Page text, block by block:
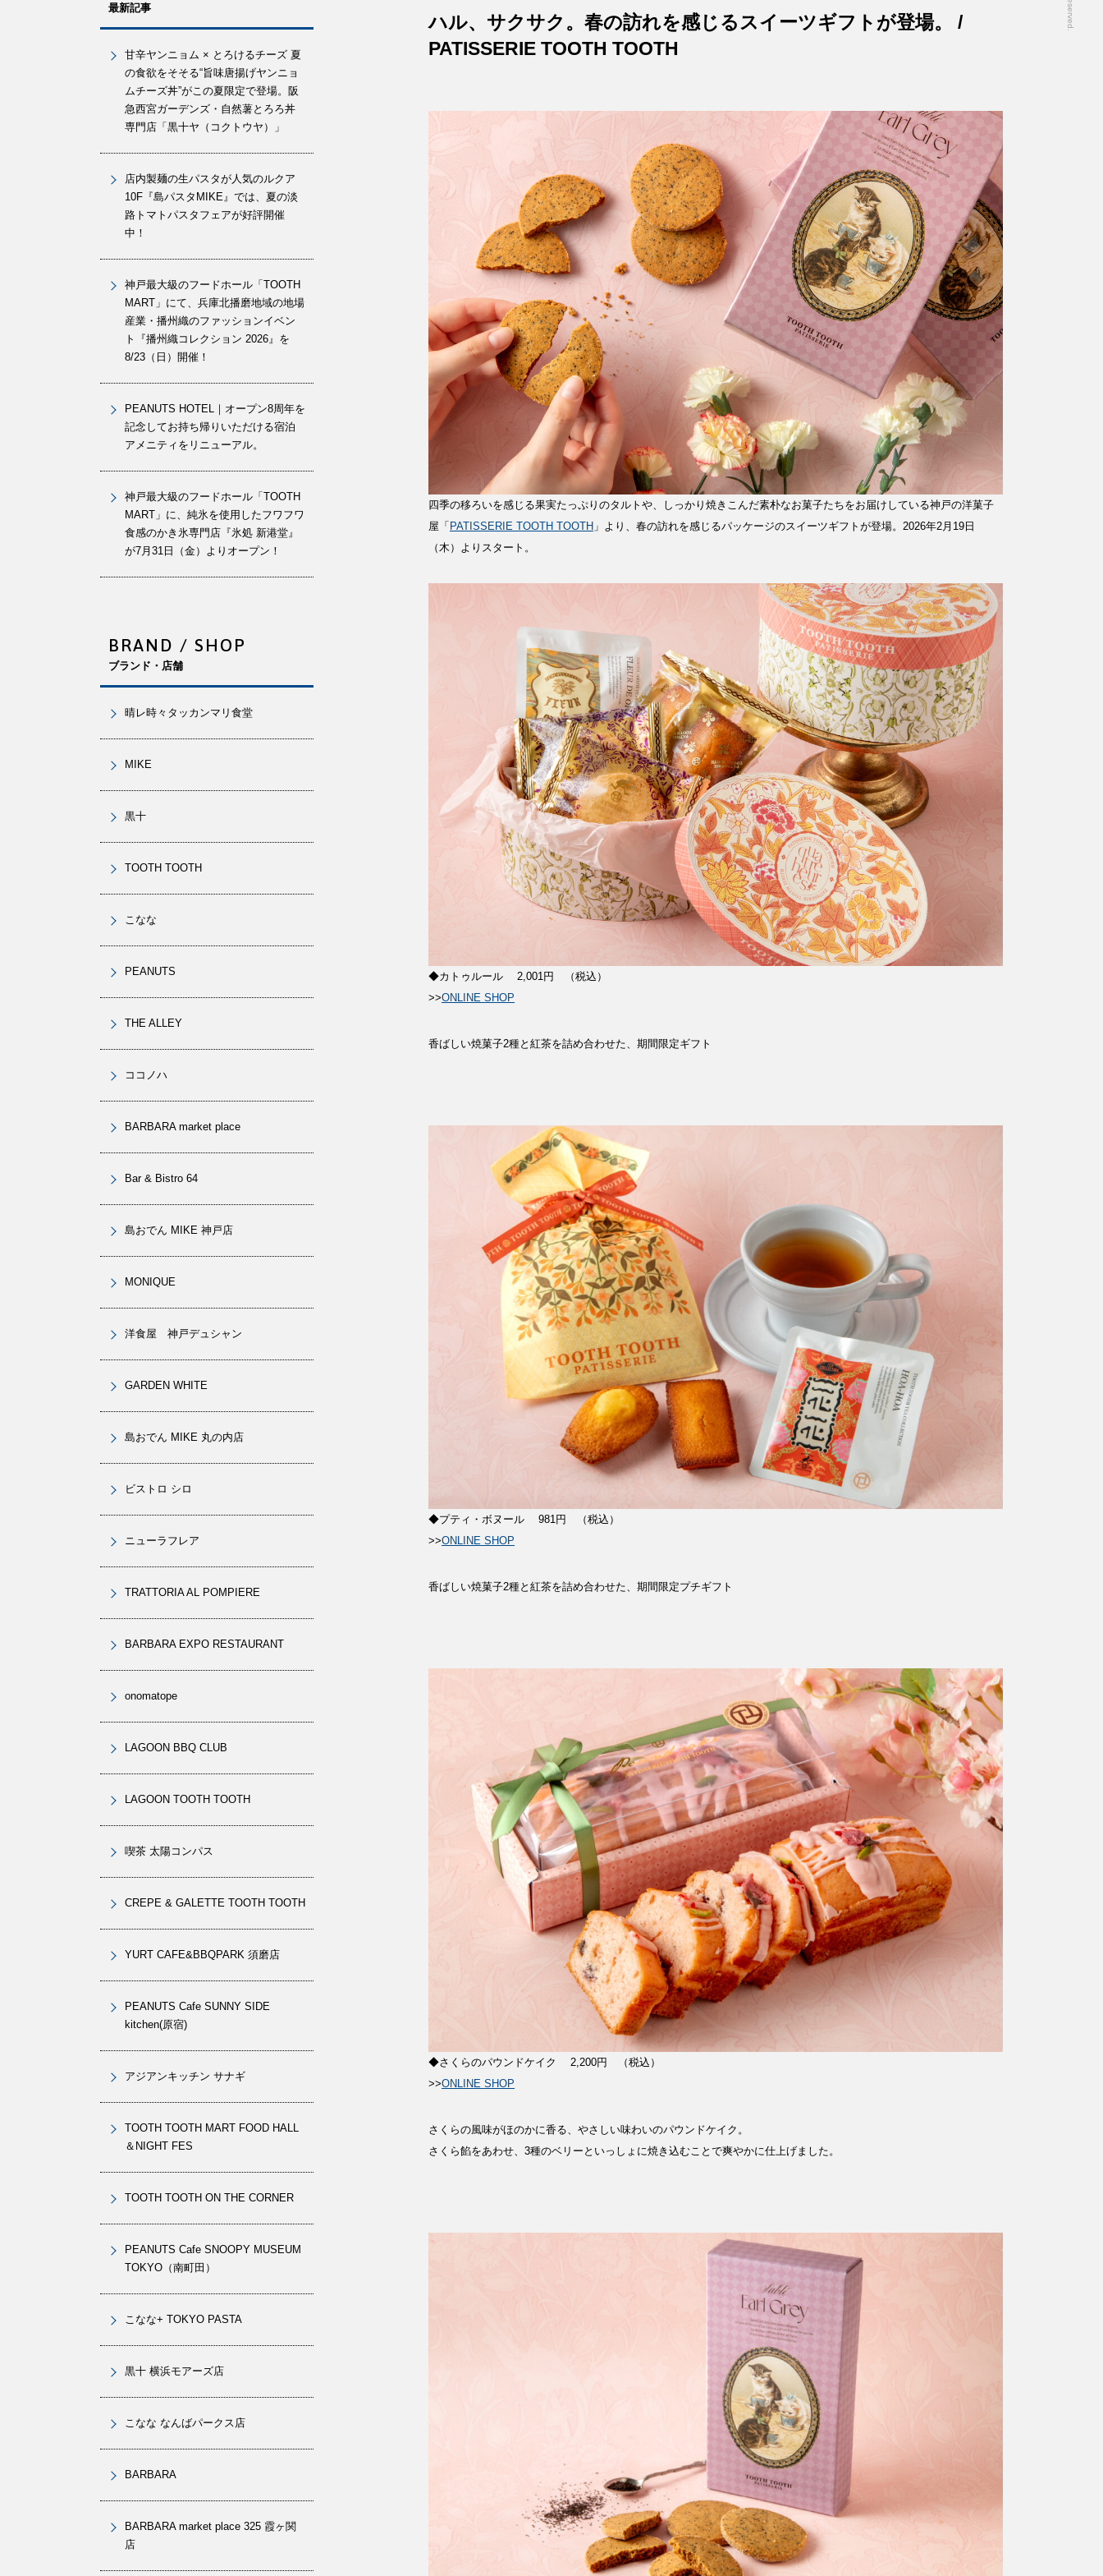
MESSAGE
COMPANY
BRAND/SHOP
DOMAIN
RECRUIT
NEWS
CLOSE
ハル、サクサク。春の訪れを感じるスイーツギフトが登場。 /
PATISSERIE TOOTH TOOTH
四季の移ろいを感じる果実たっぷりのタルトや、しっかり焼きこんだ素朴なお菓子たちをお届けしている神戸の洋菓子
屋「PATISSERIE TOOTH TOOTH 」より、春の訪れを感じるパッケージのスイーツギフトが登場。2026年2月19日
（木）よりスタート。
◆カトゥルール 2,001円 （税込）
>>ONLINE SHOP
香ばしい焼菓子2種と紅茶を詰め合わせた、期間限定ギフト
◆プティ・ボヌール 981円 （税込）
>>ONLINE SHOP
香ばしい焼菓子2種と紅茶を詰め合わせた、期間限定プチギフト
◆さくらのパウンドケイク 2,200円 （税込）
>>ONLINE SHOP
さくらの風味がほのかに香る、やさしい味わいのパウンドケイク。
さくら餡をあわせ、3種のベリーといっしょに焼き込むことで爽やかに仕上げました。
最新記事
甘辛ヤンニョム × とろけるチーズ 夏
の食欲をそそる“旨味唐揚げヤンニョ
ムチーズ丼”がこの夏限定で登場。阪
急西宮ガーデンズ・自然薯とろろ丼
専門店「黒十ヤ（コクトウヤ）」
店内製麺の生パスタが人気のルクア
10F『島パスタMIKE』では、夏の淡
路トマトパスタフェアが好評開催
中！
神戸最大級のフードホール「TOOTH
MART」にて、兵庫北播磨地域の地場
産業・播州織のファッションイベン
ト『播州織コレクション 2026』を
8/23（日）開催！
PEANUTS HOTEL｜オープン8周年を
記念してお持ち帰りいただける宿泊
アメニティをリニューアル。
神戸最大級のフードホール「TOOTH
MART」に、純氷を使用したフワフワ
食感のかき氷専門店『氷処 新港堂』
が7月31日（金）よりオープン！
BRAND / SHOP
ブランド・店舗
晴レ時々タッカンマリ食堂
MIKE
黒十
TOOTH TOOTH
こなな
PEANUTS
THE ALLEY
ココノハ
BARBARA market place
Bar & Bistro 64
島おでん MIKE 神戸店
MONIQUE
洋食屋 神戸デュシャン
GARDEN WHITE
島おでん MIKE 丸の内店
ビストロ シロ
ニューラフレア
TRATTORIA AL POMPIERE
BARBARA EXPO RESTAURANT
onomatope
LAGOON BBQ CLUB
LAGOON TOOTH TOOTH
喫茶 太陽コンパス
CREPE & GALETTE TOOTH TOOTH
YURT CAFE&BBQPARK 須磨店
PEANUTS Cafe SUNNY SIDE
kitchen(原宿)
アジアンキッチン サナギ
TOOTH TOOTH MART FOOD HALL
＆NIGHT FES
TOOTH TOOTH ON THE CORNER
PEANUTS Cafe SNOOPY MUSEUM
TOKYO（南町田）
こなな+ TOKYO PASTA
黒十 横浜モアーズ店
こなな なんばパークス店
BARBARA
BARBARA market place 325 霞ヶ関
店